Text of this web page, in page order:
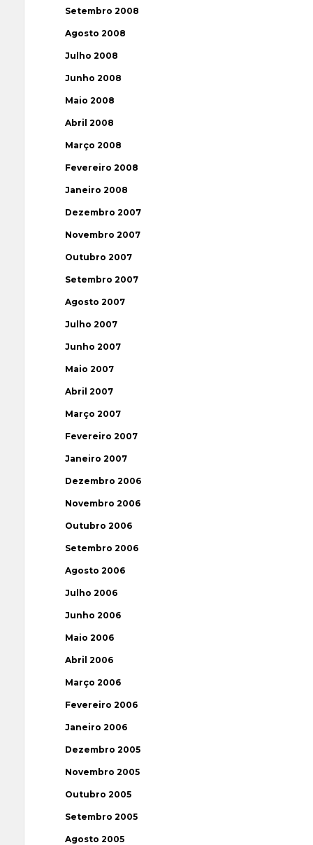
Setembro 2008
Agosto 2008
Julho 2008
Junho 2008
Maio 2008
Abril 2008
Março 2008
Fevereiro 2008
Janeiro 2008
Dezembro 2007
Novembro 2007
Outubro 2007
Setembro 2007
Agosto 2007
Julho 2007
Junho 2007
Maio 2007
Abril 2007
Março 2007
Fevereiro 2007
Janeiro 2007
Dezembro 2006
Novembro 2006
Outubro 2006
Setembro 2006
Agosto 2006
Julho 2006
Junho 2006
Maio 2006
Abril 2006
Março 2006
Fevereiro 2006
Janeiro 2006
Dezembro 2005
Novembro 2005
Outubro 2005
Setembro 2005
Agosto 2005